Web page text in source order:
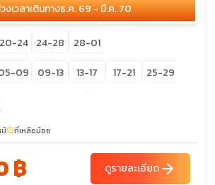
งเวลาเดินทางธ.ค. 69 - มี.ค. 70
20-24 24-28
28-01
09 09-13 13-17 17-21
25-29
sunny
ม้confirmation_numberที่เหลือน้อย
฿ ดูรายละเอียดarrow_forward